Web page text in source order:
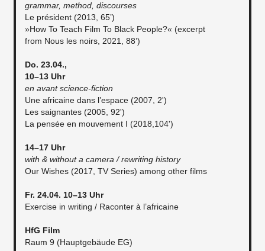
grammar, method, discourses
Le président (2013, 65’)
»How To Teach Film To Black People?« (excerpt
from Nous les noirs, 2021, 88’)
Do. 23.04.,
10–13 Uhr
en avant science-fiction
Une africaine dans l’espace (2007, 2')
Les saignantes (2005, 92')
La pensée en mouvement I (2018,104')
14–17 Uhr
with & without a camera / rewriting history
Our Wishes (2017, TV Series) among other films
Fr. 24.04. 10–13 Uhr
Exercise in writing / Raconter à l’africaine
HfG Film
Raum 9 (Hauptgebäude EG)